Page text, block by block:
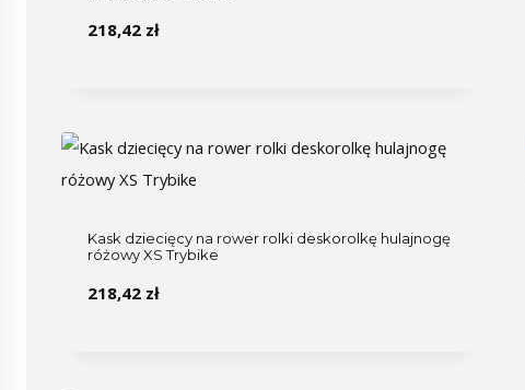
218,42 zł
Kask dziecięcy na rower rolki deskorolkę hulajnogę
różowy XS Trybike
218,42 zł